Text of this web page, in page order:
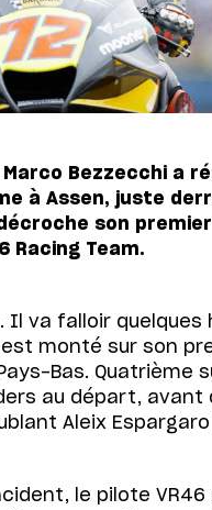
Bezzecchi a
à Assen, juste
son
Racing Team.
Il va falloir quelques
monté sur son
Bas. Quatrième
au départ, avant
Aleix
le pilote VR46